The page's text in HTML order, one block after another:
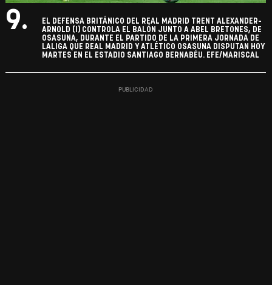
9.
EL DEFENSA BRITÁNICO DEL REAL MADRID TRENT ALEXANDER-
ARNOLD (I) CONTROLA EL BALÓN JUNTO A ABEL BRETONES, DE
OSASUNA, DURANTE EL PARTIDO DE LA PRIMERA JORNADA DE
LALIGA QUE REAL MADRID Y ATLÉTICO OSASUNA DISPUTAN HOY
MARTES EN EL ESTADIO SANTIAGO BERNABÉU. EFE/MARISCAL